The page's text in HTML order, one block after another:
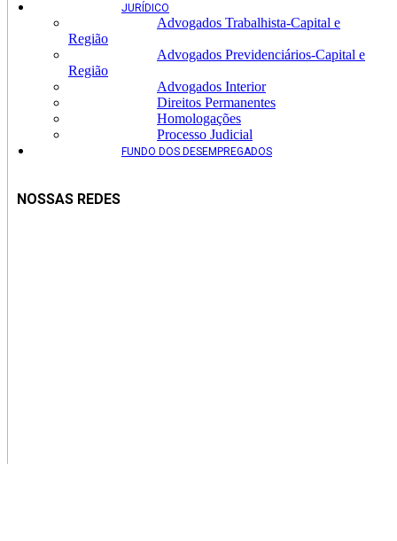
JURÍDICO
Advogados Trabalhista-Capital e
Região
Advogados Previdenciários-Capital e
Região
Advogados Interior
Direitos Permanentes
Homologações
Processo Judicial
FUNDO DOS DESEMPREGADOS
NOSSAS REDES